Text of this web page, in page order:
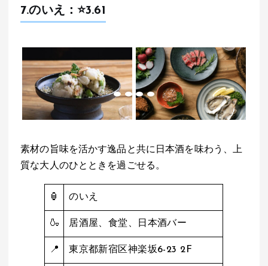
7.のいえ：⭐️3.61
素材の旨味を活かす逸品と共に日本酒を味わう、上
質な大人のひとときを過ごせる。
🏮 のいえ
🍶 居酒屋、食堂、日本酒バー
📍 東京都新宿区神楽坂6-23 2F